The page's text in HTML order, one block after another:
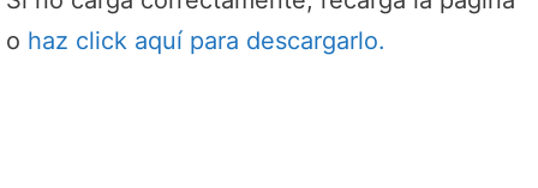
o haz click aquí para descargarlo.